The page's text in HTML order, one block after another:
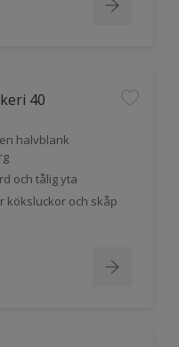
40
halvblank
och tålig yta
köksluckor och skåp